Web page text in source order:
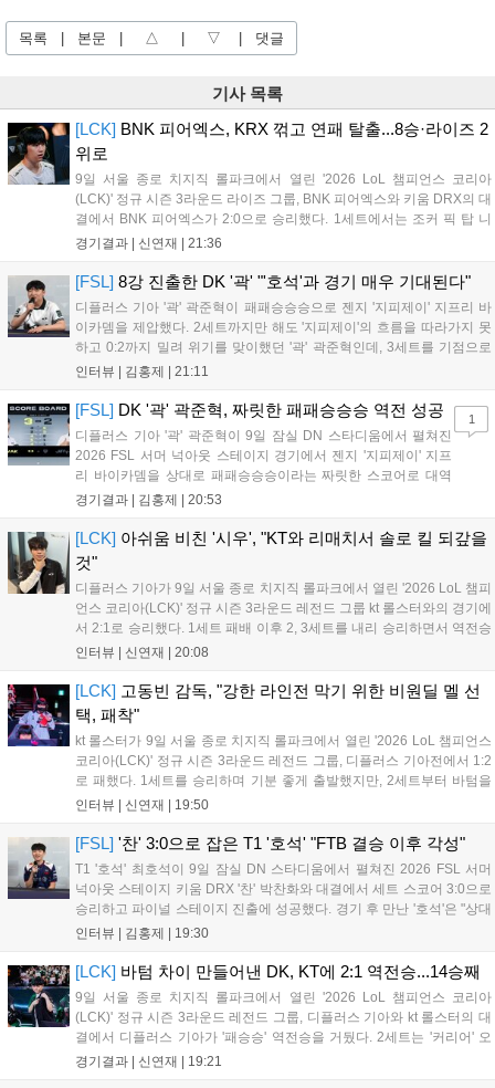
목록 본문 △ ▽ 댓글
기사 목록
[LCK] BNK 피어엑스, KRX 꺾고 연패 탈출...8승·라이즈 2
위로
9일 서울 종로 치지직 롤파크에서 열린 '2026 LoL 챔피언스 코리아
(LCK)' 정규 시즌 3라운드 라이즈 그룹, BNK 피어엑스와 키움 DRX의 대
결에서 BNK 피어엑스가 2:0으로 승리했다. 1세트에서는 조커 픽 탑 니
달리가 제대로 통했고, 2세트에선 판테온을 잡은 '랩터' 전어진의 활약과
경기결과 | 신연재 21:36
[FSL] 8강 진출한 DK '곽' "'호석'과 경기 매우 기대된다"
디플러스 기아 '곽' 곽준혁이 패패승승승으로 젠지 '지피제이' 지프리 바
이카뎀을 제압했다. 2세트까지만 해도 '지피제이'의 흐름을 따라가지 못
하고 0:2까지 밀려 위기를 맞이했던 '곽' 곽준혁인데, 3세트를 기점으로
분위기를 완전히 바꿨다. 3세트를 4:2로 승리한 뒤 이후부터는 완전히
인터뷰 | 김홍제 21:11
[FSL] DK '곽' 곽준혁, 짜릿한 패패승승승 역전 성공
디플러스 기아 '곽' 곽준혁이 9일 잠실 DN 스타디움에서 펼쳐진
2026 FSL 서머 넉아웃 스테이지 경기에서 젠지 '지피제이' 지프
리 바이카뎀을 상대로 패패승승승이라는 짜릿한 스코어로 대역
전에 성공하며 파이널 스테이지로 향했다. 1세트, 전반전은 서로
로 깔끔한 마무리에 성공했고, '곽...
경기결과 | 김홍제 20:53
1
[LCK] 아쉬움 비친 '시우', "KT와 리매치서 솔로 킬 되갚을
것"
디플러스 기아가 9일 서울 종로 치지직 롤파크에서 열린 '2026 LoL 챔피
언스 코리아(LCK)' 정규 시즌 3라운드 레전드 그룹 kt 롤스터와의 경기에
서 2:1로 승리했다. 1세트 패배 이후 2, 3세트를 내리 승리하면서 역전승
을 거뒀다. 14승을 달성한 디플러스 기아는 4위 kt 롤스터를 1승 차이로
인터뷰 | 신연재 20:08
[LCK] 고동빈 감독, "강한 라인전 막기 위한 비원딜 멜 선
택, 패착"
kt 롤스터가 9일 서울 종로 치지직 롤파크에서 열린 '2026 LoL 챔피언스
코리아(LCK)' 정규 시즌 3라운드 레전드 그룹, 디플러스 기아전에서 1:2
로 패했다. 1세트를 승리하며 기분 좋게 출발했지만, 2세트부터 바텀을
중심으로 게임을 풀어간 디플러스 기아의 승리 플랜을 막아내지 못했다.
인터뷰 | 신연재 19:50
[FSL] '찬' 3:0으로 잡은 T1 '호석' "FTB 결승 이후 각성"
T1 '호석' 최호석이 9일 잠실 DN 스타디움에서 펼쳐진 2026 FSL 서머
넉아웃 스테이지 키움 DRX '찬' 박찬화와 대결에서 세트 스코어 3:0으로
승리하고 파이널 스테이지 진출에 성공했다. 경기 후 만난 '호석'은 "상대
가 강하지만, 내가 할 것만 잘하면 충분히 승산이 있을 것 같았다"고 말하
인터뷰 | 김홍제 19:30
[LCK] 바텀 차이 만들어낸 DK, KT에 2:1 역전승...14승째
9일 서울 종로 치지직 롤파크에서 열린 '2026 LoL 챔피언스 코리아
(LCK)' 정규 시즌 3라운드 레전드 그룹, 디플러스 기아와 kt 롤스터의 대
결에서 디플러스 기아가 '패승승' 역전승을 거뒀다. 2세트는 '커리어' 오
현석의 메이킹과 '쇼메이커' 허수의 캐리력이 빛났고, 3세트에서는 라인
경기결과 | 신연재 19:21